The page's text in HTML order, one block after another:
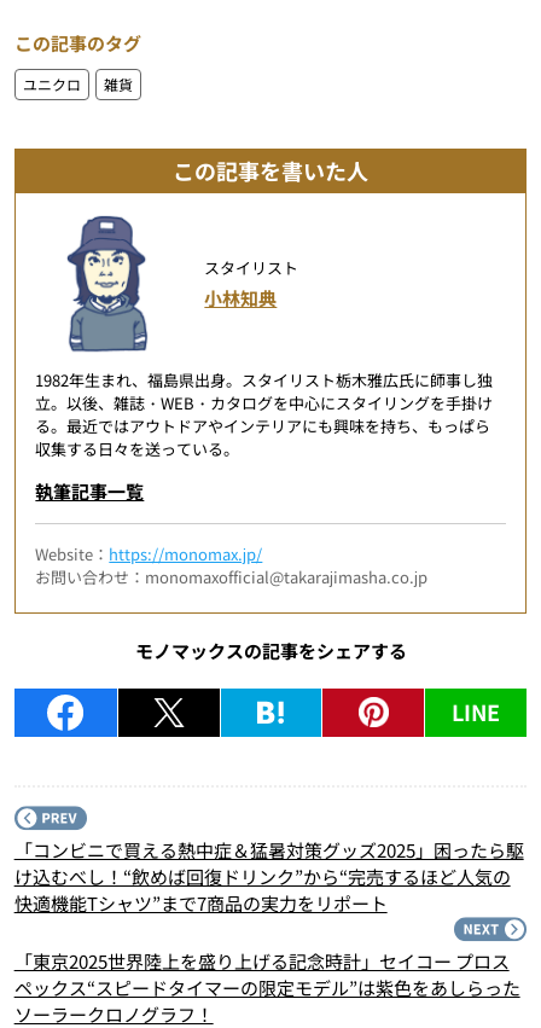
この記事のタグ
ユニクロ 雑貨
この記事を書いた人
スタイリスト
小林知典
1982年生まれ、福島県出身。スタイリスト栃木雅広氏に師事し独
立。以後、雑誌・WEB・カタログを中心にスタイリングを手掛け
る。最近ではアウトドアやインテリアにも興味を持ち、もっぱら
収集する日々を送っている。
執筆記事一覧
Website： https://monomax.jp/
お問い合わせ：monomaxofficial@takarajimasha.co.jp
モノマックスの記事をシェアする
LINE
「コンビニで買える熱中症＆猛暑対策グッズ2025」困ったら駆
け込むべし！“飲めば回復ドリンク”から“完売するほど人気の
快適機能Tシャツ”まで7商品の実力をリポート
「東京2025世界陸上を盛り上げる記念時計」セイコー プロス
ペックス“スピードタイマーの限定モデル”は紫色をあしらった
ソーラークロノグラフ！